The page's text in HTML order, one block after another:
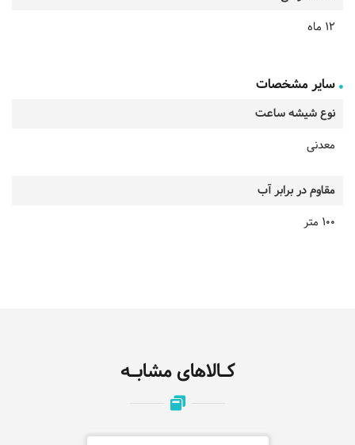
12 ماه
سایر مشخصات
نوع شیشه ساعت
معدنی
مقاوم در برابر آب
100 متر
کـالاهای مشابـه